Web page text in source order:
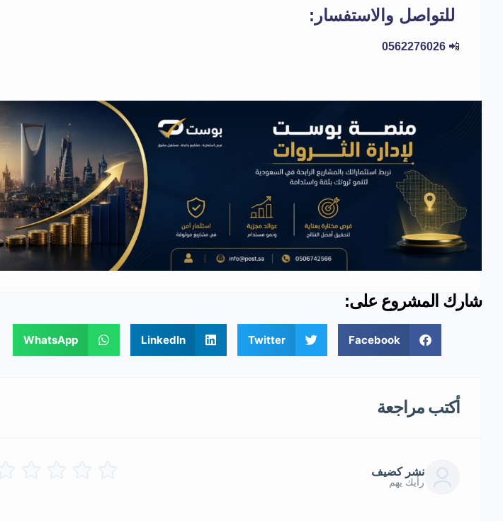
للتواصل والاستفسار:
📲
0562276026
شارك المشروع على:
Facebook
Twitter
LinkedIn
WhatsApp
أكتب مراجعة
نشر كضيف
رأيك يهم